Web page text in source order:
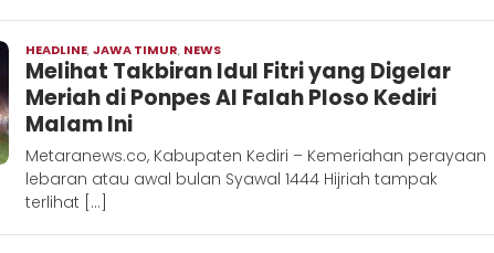
HEADLINE,JAWA TIMUR, NEWS
Hadi
Melihat Takbiran Idul Fitri yang Digelar
Meriah di Ponpes Al Falah Ploso Kediri
Malam Ini
Metaranews.co, Kabupaten Kediri – Kemeriahan perayaan
lebaran atau awal bulan Syawal 1444 Hijriah tampak
terlihat […]